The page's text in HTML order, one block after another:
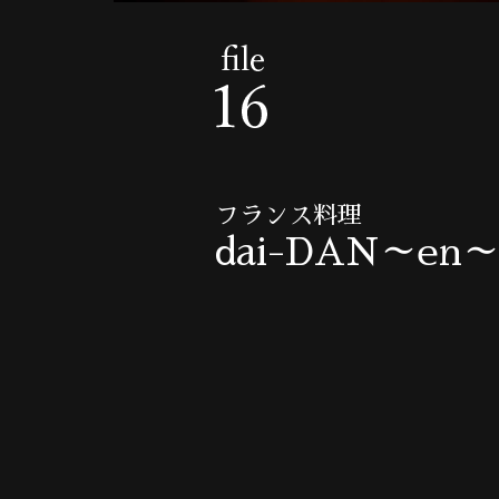
フランス料理
dai-DAN～en